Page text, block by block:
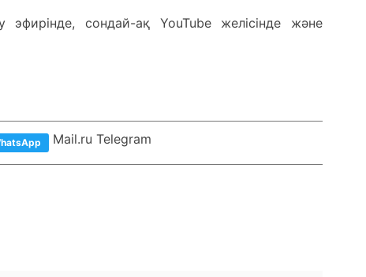
сондай-ақ YouTube желісінде және
Mail.ru Telegram